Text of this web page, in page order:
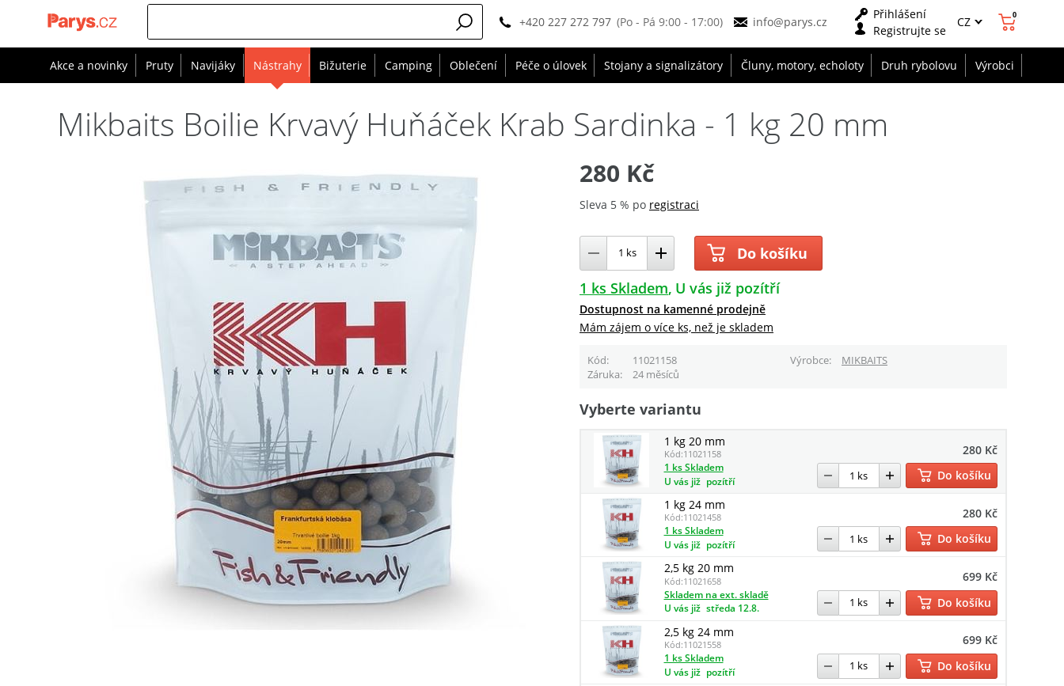
+420 227 272 797 (Po - Pá 9:00 - 17:00) info@parys.cz
Přihlášení
Registrujte se
CZ 0
Akce a novinky Pruty Navijáky Nástrahy Bižuterie Camping Oblečení Péče o úlovek Stojany a signalizátory Čluny, motory, echoloty Druh rybolovu Výrobci
Mikbaits Boilie Krvavý Huňáček Krab Sardinka - 1 kg 20 mm
280 Kč
Sleva 5 % po registraci
Do košíku
1 ks Skladem U vás již pozítří
Dostupnost na kamenné prodejně
Mám zájem o více ks, než je skladem
Kód 11021158 Výrobce
MIKBAITS
Záruka
24 měsíců
Vyberte variantu
1 kg 20 mm
Kód:11021158 280 Kč
1 ks Skladem
U vás již pozítří
Do košíku
1 kg 24 mm
Kód:11021458 280 Kč
1 ks Skladem
U vás již pozítří
Do košíku
2,5 kg 20 mm
Kód:11021658 699 Kč
Skladem na ext. skladě
U vás již středa 12.8.
Do košíku
2,5 kg 24 mm
Kód:11021558 699 Kč
1 ks Skladem
U vás již pozítří
Do košíku